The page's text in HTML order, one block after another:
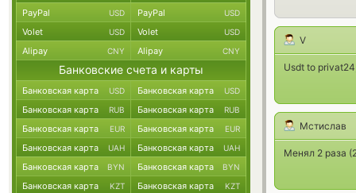
V
Usdt to
Мстислав
Менял 2 раза
PayPal USD PayPal USD
Volet USD Volet USD
Alipay CNY Alipay CNY
Банковские счета и карты
Банковская карта USD Банковская карта USD
Банковская карта RUB Банковская карта RUB
Банковская карта EUR Банковская карта EUR
Банковская карта UAH Банковская карта UAH
Банковская карта BYN Банковская карта BYN
Банковская карта KZT Банковская карта KZT